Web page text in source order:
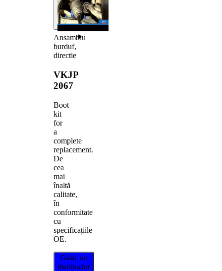
Ansamblu
burduf,
directie
VKJP
2067
Boot
kit
for
a
complete
replacement.
De
cea
mai
înaltă
calitate,
în
conformitate
cu
specificațiile
OE.
Găsiți un
distribuitor